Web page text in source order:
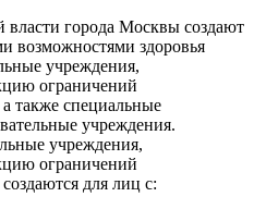
города Москвы создают
возможностями здоровья
учреждения,
ограничений
также специальные
учреждения.
учреждения,
ограничений
для лиц с: